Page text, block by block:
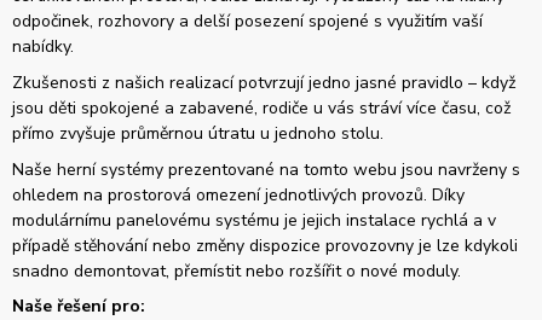
odpočinek, rozhovory a delší posezení spojené s využitím vaší
nabídky.
Zkušenosti z našich realizací potvrzují jedno jasné pravidlo – když
jsou děti spokojené a zabavené, rodiče u vás stráví více času, což
přímo zvyšuje průměrnou útratu u jednoho stolu.
Naše herní systémy prezentované na tomto webu jsou navrženy s
ohledem na prostorová omezení jednotlivých provozů. Díky
modulárnímu panelovému systému je jejich instalace rychlá a v
případě stěhování nebo změny dispozice provozovny je lze kdykoli
snadno demontovat, přemístit nebo rozšířit o nové moduly.
Naše řešení pro: